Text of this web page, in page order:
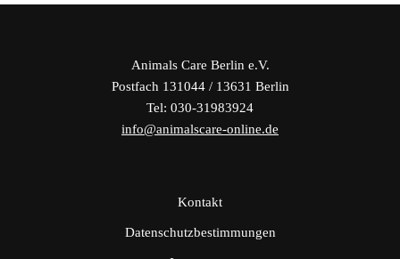
Animals Care Berlin e.V.
Postfach 131044 / 13631 Berlin
Tel: 030-31983924
info@animalscare-online.de
Kontakt
Datenschutzbestimmungen